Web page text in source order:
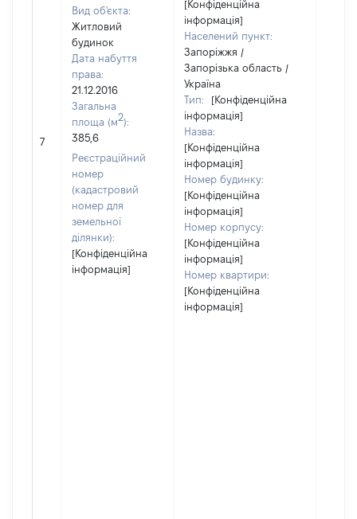
7
Вид об'єкта:
Житловий
будинок
Дата набуття
права:
21.12.2016
Загальна
площа (м2):
385,6
Реєстраційний
номер
(кадастровий
номер для
земельної
ділянки):
[Конфіденційна
інформація]
[Конфіденційна
інформація]
Населений пункт:
Запоріжжя /
Запорізька область /
Україна
Тип:
[Конфіденційна
інформація]
Назва:
[Конфіденційна
інформація]
Номер будинку:
[Конфіденційна
інформація]
Номер корпусу:
[Конфіденційна
інформація]
Номер квартири:
[Конфіденційна
інформація]